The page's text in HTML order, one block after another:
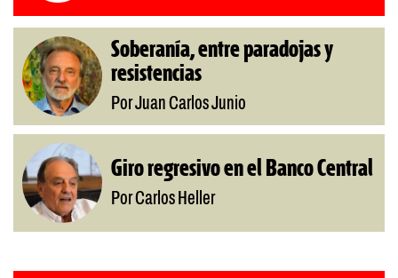
Soberanía, entre paradojas y
resistencias
Por Juan Carlos Junio
Giro regresivo en el Banco Central
Por Carlos Heller